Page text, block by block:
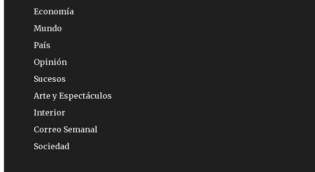
Economía
Mundo
País
Opinión
Sucesos
Arte y Espectáculos
Interior
Correo Semanal
Sociedad